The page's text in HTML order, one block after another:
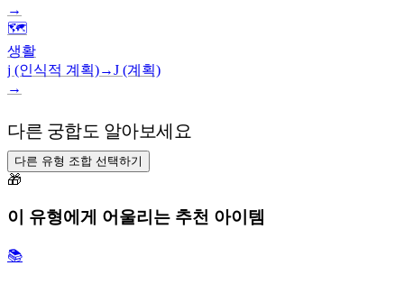
→
🗺️
생활
j (인식적 계획)→J (계획)
→
다른 궁합도 알아보세요
다른 유형 조합 선택하기
🎁
이 유형에게 어울리는 추천 아이템
📚